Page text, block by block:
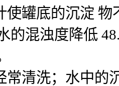
使罐底的沉淀
的混浊度降低
常清洗；水中的